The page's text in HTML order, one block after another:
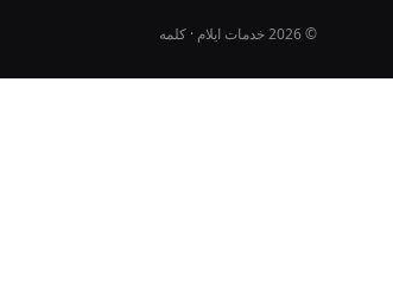
© 2026 خدمات ایلام · کلمه